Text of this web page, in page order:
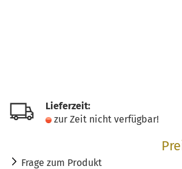
Lieferzeit:
zur Zeit nicht verfügbar!
Frage zum Produkt